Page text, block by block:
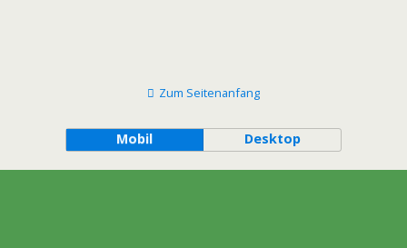
Zum Seitenanfang
Mobil Desktop